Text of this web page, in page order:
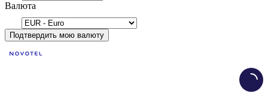
Валюта
Подтвердить мою валюту